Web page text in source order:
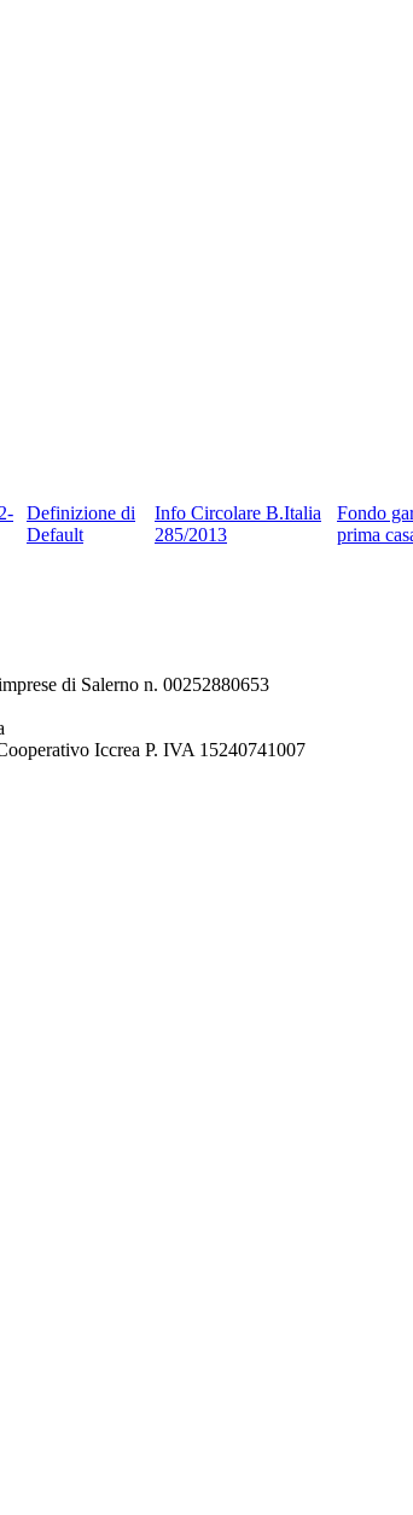
Definizione di
Default
Info Circolare B.Italia
285/2013
Fondo
prima
di Salerno n. 00252880653
Iccrea P. IVA 15240741007